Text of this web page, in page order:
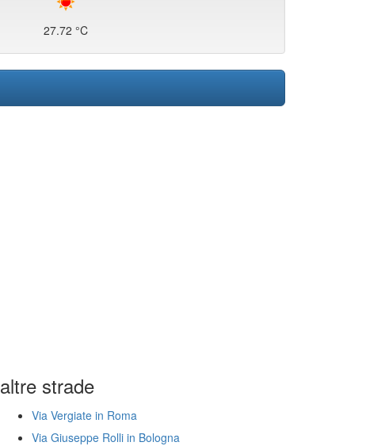
27.72 °C
altre strade
Via Vergiate in Roma
Via Giuseppe Rolli in Bologna